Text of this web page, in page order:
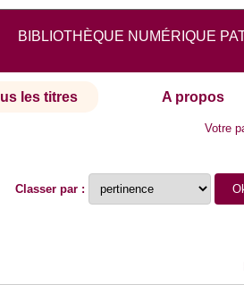
BIBLIOTHÈQUE NUMÉRIQUE
les titres A propos
Votre
Classer par :